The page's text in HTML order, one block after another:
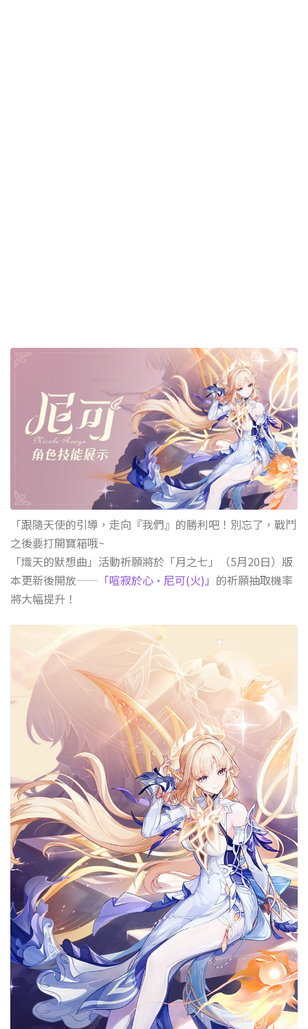
「跟隨天使的引導，走向『我們』的勝利吧！別忘了，戰鬥
之後要打開寶箱哦~
「熾天的默想曲」活動祈願將於「月之七」（5月20日）版
本更新後開放—— 「喧寂於心·尼可(火)」 的祈願抽取機率
將大幅提升！